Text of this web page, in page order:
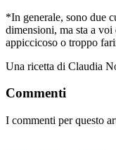
*In generale, sono due
dimensioni, ma sta a voi
appiccicoso o troppo
Una ricetta di Claudia
Commenti
I commenti per questo